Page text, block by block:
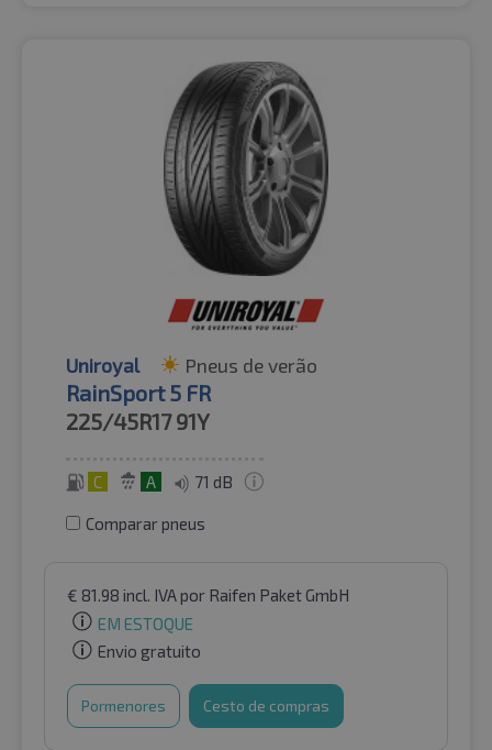
Uniroyal Pneus de verão
RainSport 5 FR
225/45R17 91Y
C A 71 dB
Comparar pneus
€ 81.98 incl. IVApor Raifen Paket GmbH
EM ESTOQUE
Envio gratuito
Pormenores Cesto de compras